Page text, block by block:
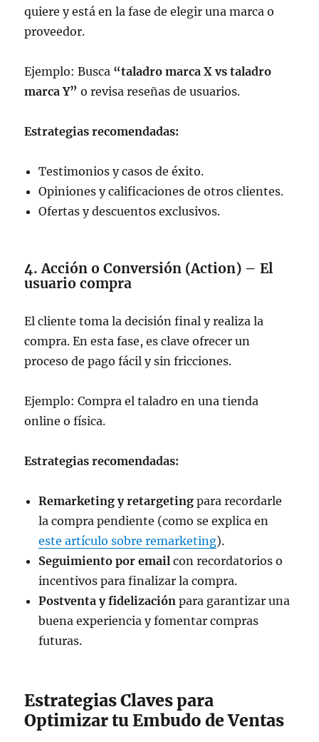
quiere y está en la fase de elegir una marca o
proveedor.
Ejemplo: Busca “taladro marca X vs taladro
marca Y” o revisa reseñas de usuarios.
Estrategias recomendadas:
Testimonios y casos de éxito.
Opiniones y calificaciones de otros clientes.
Ofertas y descuentos exclusivos.
4. Acción o Conversión (Action) – El
usuario compra
El cliente toma la decisión final y realiza la
compra. En esta fase, es clave ofrecer un
proceso de pago fácil y sin fricciones.
Ejemplo: Compra el taladro en una tienda
online o física.
Estrategias recomendadas:
Remarketing y retargeting para recordarle
la compra pendiente (como se explica en
este artículo sobre remarketing).
Seguimiento por email con recordatorios o
incentivos para finalizar la compra.
Postventa y fidelización para garantizar una
buena experiencia y fomentar compras
futuras.
Estrategias Claves para
Optimizar tu Embudo de Ventas